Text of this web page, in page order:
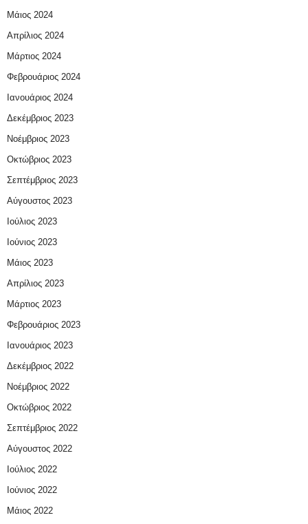
Μάιος 2024
Απρίλιος 2024
Μάρτιος 2024
Φεβρουάριος 2024
Ιανουάριος 2024
Δεκέμβριος 2023
Νοέμβριος 2023
Οκτώβριος 2023
Σεπτέμβριος 2023
Αύγουστος 2023
Ιούλιος 2023
Ιούνιος 2023
Μάιος 2023
Απρίλιος 2023
Μάρτιος 2023
Φεβρουάριος 2023
Ιανουάριος 2023
Δεκέμβριος 2022
Νοέμβριος 2022
Οκτώβριος 2022
Σεπτέμβριος 2022
Αύγουστος 2022
Ιούλιος 2022
Ιούνιος 2022
Μάιος 2022